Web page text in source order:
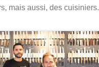
mais aussi, des cuisiniers.